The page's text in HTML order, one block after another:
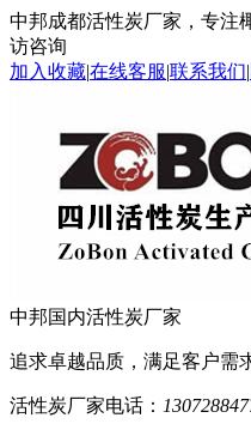
中邦成都活性炭厂家，专注
访咨询
加入收藏|在线客服|联系我们|
中邦国内活性炭厂家
追求卓越品质，满足客户需
活性炭厂家电话：